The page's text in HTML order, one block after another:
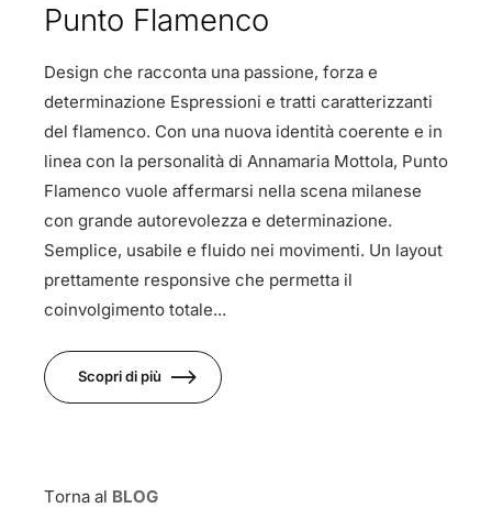
Punto Flamenco
Design che racconta una passione, forza e
determinazione Espressioni e tratti caratterizzanti
del flamenco. Con una nuova identità coerente e in
linea con la personalità di Annamaria Mottola, Punto
Flamenco vuole affermarsi nella scena milanese
con grande autorevolezza e determinazione.
Semplice, usabile e fluido nei movimenti. Un layout
prettamente responsive che permetta il
coinvolgimento totale...
Scopri di più
Torna al BLOG